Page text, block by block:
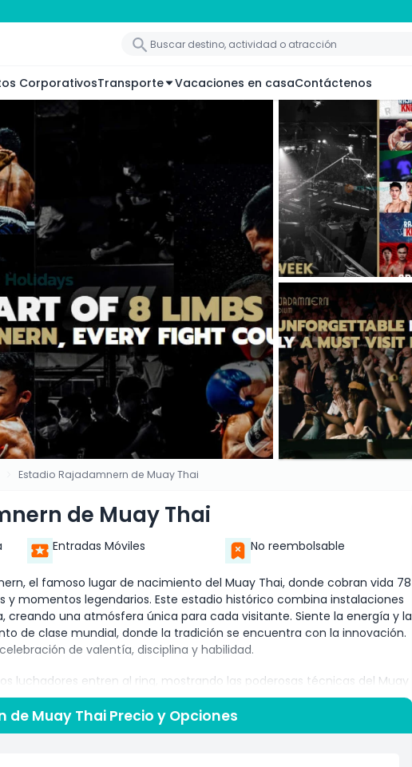
CorporativosTransporte Vacaciones en casaContáctenos
Estadio Rajadamnern de Muay Thai
de Muay Thai
Entradas Móviles No reembolsable
el famoso lugar de nacimiento del Muay Thai, donde cobran vida 78
y momentos legendarios. Este estadio histórico combina instalaciones
creando una atmósfera única para cada visitante. Siente la energía y la
de clase mundial, donde la tradición se encuentra con la innovación.
de valentía, disciplina y habilidad.
luchadores entren al ring, mostrando las poderosas técnicas del Muay
Arte de los 8 Miembros. Observa asombrado cómo los luchadores élite
poderosos y movimientos impresionantes, creando un
no olvidarás. La atmósfera es eléctrica y la emoción es contagiosa
de Muay Thai Precio y Opciones